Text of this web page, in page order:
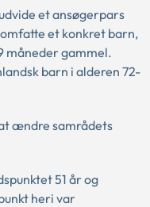
et ansøgerpars
et konkret barn,
måneder gammel.
barn i alderen 72-
ændre samrådets
51 år og
heri var